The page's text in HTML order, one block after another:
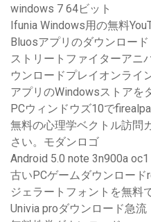
windows 7 64ビット
Ifunia Windows用の無料
Bluosアプリのダウンロード
ストリートファイターアニ
ウンロードプレイオンライ
アプリのWindowsストアを
PCウィンドウズ10で
無料の心理学ベクトル訪問
さい。モダンロゴ
Android 5.0 note 3n900a
古いPCゲームダウンロード
ジェラートフォントを無料
Univia proダウンロード急流